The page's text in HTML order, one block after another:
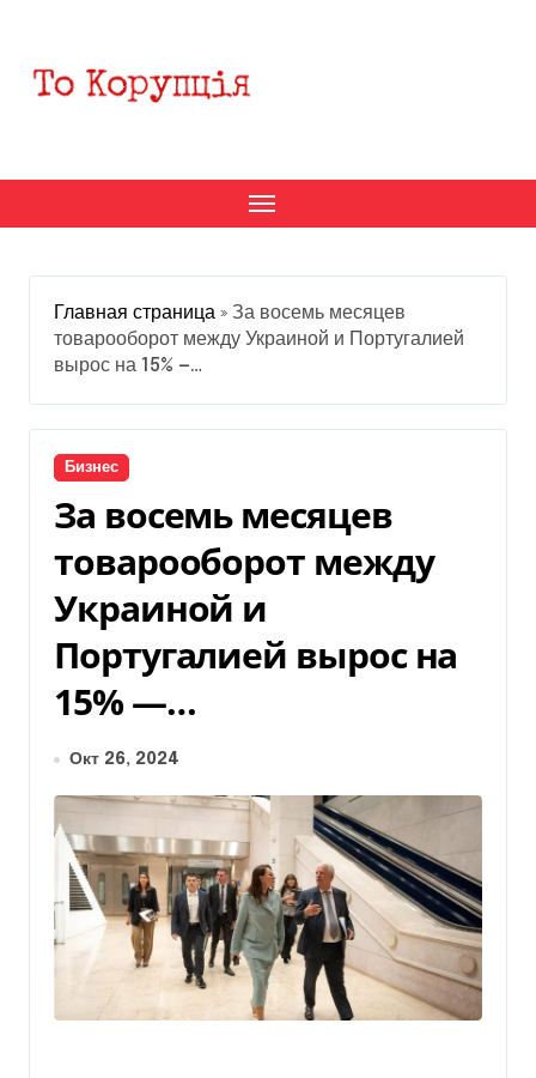
содержанию
Главная страница » За восемь месяцев
товарооборот между Украиной и Португалией
вырос на 15% —…
Бизнес
За восемь месяцев
товарооборот между
Украиной и
Португалией вырос на
15% —…
Окт 26, 2024